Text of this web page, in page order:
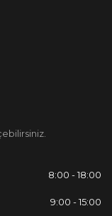
8:00 - 18:00
9:00 - 15:00